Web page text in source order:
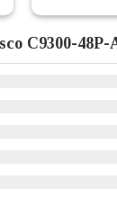
C9300-48P-